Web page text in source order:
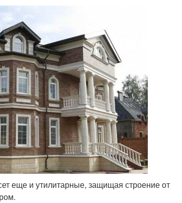
еще и утилитарные, защищая строение от